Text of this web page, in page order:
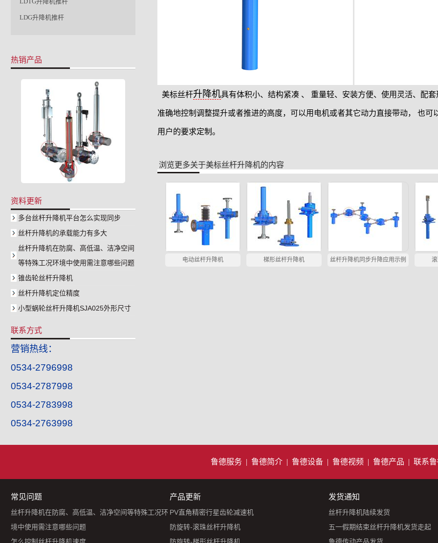
美标丝杆升降机具有体积小、结构紧凑 、 重量轻、安装方便、使用灵活、配
准确地控制调整提升或者推进的高度，可以用电机或者其它动力直接带动， 也
用户的要求定制。
浏览更多关于美标丝杆升降机的内容
电动丝杆升降机 梯形丝杆升降机 丝杆升降机同步升降应用示例
LDG升降机推杆
热销产品
资料更新
多台丝杆升降机平台怎么实现同步
丝杆升降机的承载能力有多大
丝杆升降机在防腐、高低温、洁净空间
等特殊工况环境中使用需注意哪些问题
锥齿轮丝杆升降机
丝杆升降机定位精度
小型蜗轮丝杆升降机SJA025外形尺寸
联系方式
营销热线：
0534-2796998
0534-2787998
0534-2783998
0534-2763998
鲁德服务 | 鲁德简介 | 鲁德设备 | 鲁德视频 | 鲁德产品 | 联系
常见问题
丝杆升降机在防腐、高低温、洁净空间等特殊工况环
境中使用需注意哪些问题
产品更新
PV直角精密行星齿轮减速机
防旋转-滚珠丝杆升降机
发货通知
丝杆升降机陆续发货
五一假期结束丝杆升降机发货走起